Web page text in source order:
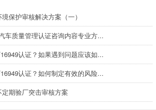
保护审核解决方案（一）
车质量管理认证咨询内容专业方...
认证？如果遇到问题应该如...
认证？如何制定有效的风险...
期验厂突击审核方案